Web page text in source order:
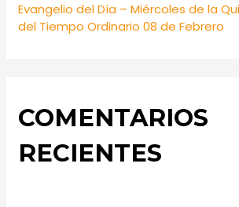
Evangelio del Día – Miércoles de la
del Tiempo Ordinario 08 de Febrero
COMENTARIOS
RECIENTES